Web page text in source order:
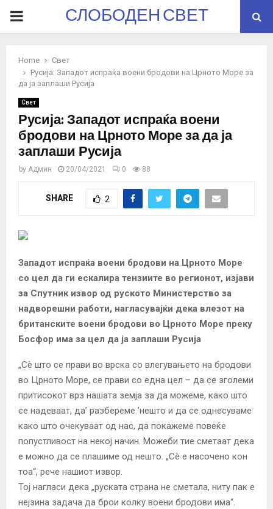
PRIMARYСЛОБОДЕН СВЕТ
Home
Свет
Русија: Западот испраќа воени бродови на Црното Море за
да ја заплаши Русија
Свет
Русија: Западот испраќа воени
бродови на Црното Море за да ја
заплаши Русија
by Админ 20/04/2021 0 88
SHARE 2
Западот испраќа воени бродови на Црното Море
со цел да ги ескалира тензиите во регионот, изјави
за Спутник извор од руското Министерство за
надворешни работи, нагласувајќи дека влезот на
британските воени бродови во Црното Море преку
Босфор има за цел да ја заплаши Русија
„Сè што се прави во врска со влегувањето на бродови
во Црното Море, се прави со една цел – да се зголеми
притисокот врз нашата земја за да можеме, како што
се надеваат, да’ разбереме ’нешто и да се однесуваме
како што очекуваат од нас, да покажеме повеќе
попустливост на некој начин. Можеби тие сметаат дека
е можно да се плашиме од нешто. „Сè е насочено кон
тоа“, рече нашиот извор.
Тој нагласи дека „руската страна не сметала, ниту пак е
нејзина задача да брои колку воени бродови има“.